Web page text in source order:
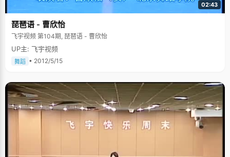
02:43
琵琶语 - 曹欣怡
飞宇视频 第104期, 琵琶语 - 曹欣怡
UP主: 飞宇视频
舞蹈 • 2012/5/15